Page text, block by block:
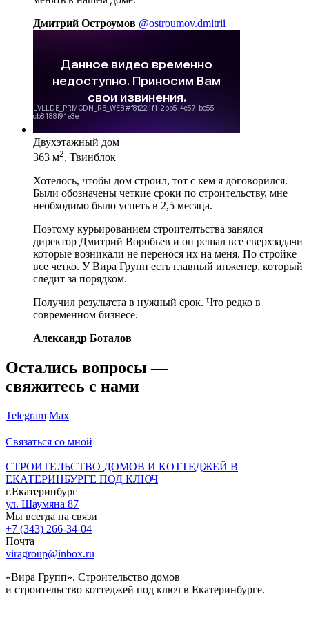
Дмитрий Остроумов @ostroumov.dmitrii
Двухэтажный дом
363 м2, Твинблок
Хотелось, чтобы дом строил, тот с кем я договорился.
Были обозначены четкие сроки по строительству, мне
необходимо было успеть в 2,5 месяца.
Поэтому курьированием строителтьства занялся
директор Дмитрий Воробьев и он решал все сверхзадачи
которые возникали не перенося их на меня. По стройке
все четко. У Вира Групп есть главный инженер, который
следит за порядком.
Получил результста в нужный срок. Что редко в
современном бизнесе.
Александр Боталов
Остались вопросы —
свяжитесь с нами
Telegram Max
Связаться со мной
СТРОИТЕЛЬСТВО ДОМОВ И КОТТЕДЖЕЙ В
ЕКАТЕРИНБУРГЕ ПОД КЛЮЧ
г.Екатеринбург
ул. Шаумяна 87
Мы всегда на связи
+7 (343) 266-34-04
Почта
viragroup@inbox.ru
«Вира Групп». Строительство домов
и строительство коттеджей под ключ в Екатеринбурге.